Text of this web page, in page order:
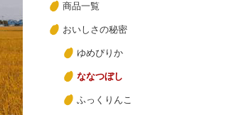
商品一覧
おいしさの秘密
ゆめぴりか
ななつぼし
ふっくりんこ